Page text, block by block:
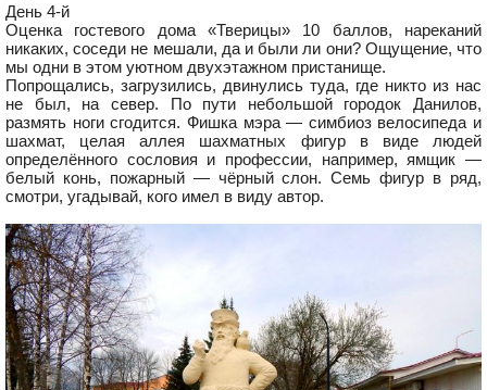
День 4-й
Оценка гостевого дома «Тверицы» 10 баллов, нареканий
никаких, соседи не мешали, да и были ли они? Ощущение, что
мы одни в этом уютном двухэтажном пристанище.
Попрощались, загрузились, двинулись туда, где никто из нас
не был, на север. По пути небольшой городок Данилов,
размять ноги сгодится. Фишка мэра — симбиоз велосипеда и
шахмат, целая аллея шахматных фигур в виде людей
определённого сословия и профессии, например, ямщик —
белый конь, пожарный — чёрный слон. Семь фигур в ряд,
смотри, угадывай, кого имел в виду автор.